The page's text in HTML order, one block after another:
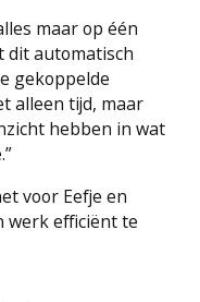
maar op één
dit automatisch
gekoppelde
alleen tijd, maar
hebben in wat
voor Eefje en
werk efficiënt te